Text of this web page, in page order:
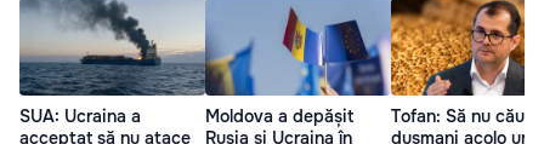
SUA: Ucraina a
acceptat să nu atace
Moldova a depășit
Rusia și Ucraina în
Tofan: Să nu
dușmani acolo